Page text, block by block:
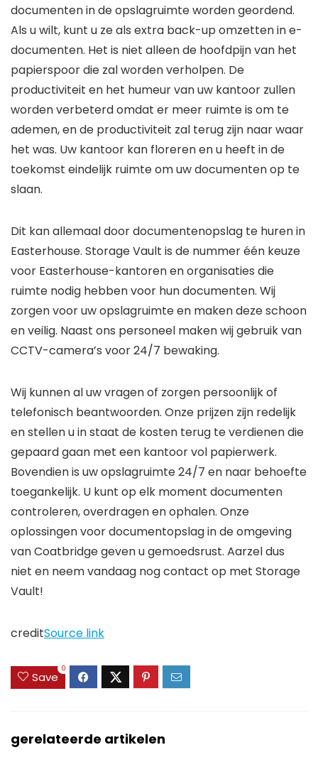
documenten in de opslagruimte worden geordend.
Als u wilt, kunt u ze als extra back-up omzetten in e-
documenten. Het is niet alleen de hoofdpijn van het
papierspoor die zal worden verholpen. De
productiviteit en het humeur van uw kantoor zullen
worden verbeterd omdat er meer ruimte is om te
ademen, en de productiviteit zal terug zijn naar waar
het was. Uw kantoor kan floreren en u heeft in de
toekomst eindelijk ruimte om uw documenten op te
slaan.
Dit kan allemaal door documentenopslag te huren in
Easterhouse. Storage Vault is de nummer één keuze
voor Easterhouse-kantoren en organisaties die
ruimte nodig hebben voor hun documenten. Wij
zorgen voor uw opslagruimte en maken deze schoon
en veilig. Naast ons personeel maken wij gebruik van
CCTV-camera’s voor 24/7 bewaking.
Wij kunnen al uw vragen of zorgen persoonlijk of
telefonisch beantwoorden. Onze prijzen zijn redelijk
en stellen u in staat de kosten terug te verdienen die
gepaard gaan met een kantoor vol papierwerk.
Bovendien is uw opslagruimte 24/7 en naar behoefte
toegankelijk. U kunt op elk moment documenten
controleren, overdragen en ophalen. Onze
oplossingen voor documentopslag in de omgeving
van Coatbridge geven u gemoedsrust. Aarzel dus
niet en neem vandaag nog contact op met Storage
Vault!
creditSource link
Save
0
gerelateerde artikelen